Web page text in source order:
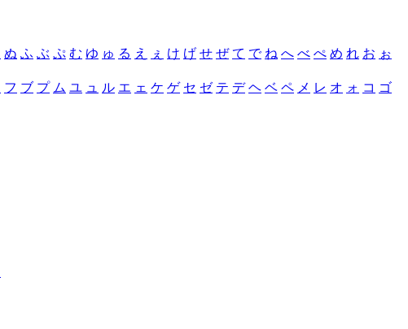
ぬ ふ ぶ ぷ む ゆ ゅ る え ぇ け げ せ ぜ て で ね へ べ ぺ め れ お ぉ
フ ブ プ ム ユ ュ ル エ ェ ケ ゲ セ ゼ テ デ ヘ ベ ペ メ レ オ ォ コ ゴ